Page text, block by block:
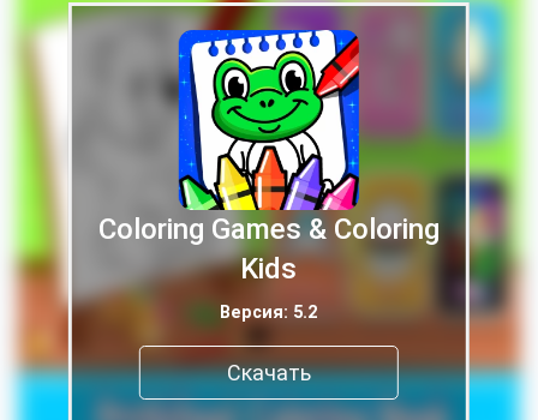
Coloring Games & Coloring
Kids
Версия: 5.2
Скачать